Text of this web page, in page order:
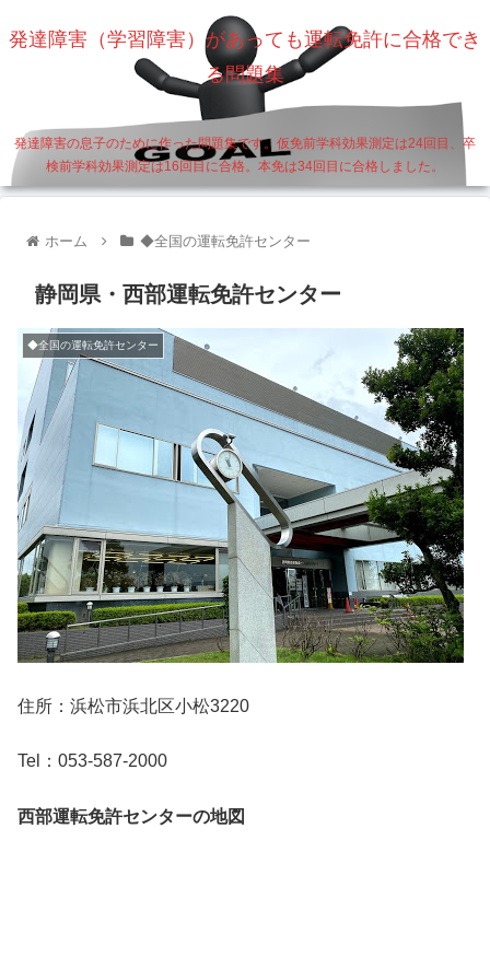
発達障害（学習障害）があっても運転免許に合格でき
る問題集
発達障害の息子のために作った問題集です。仮免前学科効果測定は24回目、卒
検前学科効果測定は16回目に合格。本免は34回目に合格しました。
ホーム ◆全国の運転免許センター
静岡県・西部運転免許センター
◆全国の運転免許センター
住所：浜松市浜北区小松3220
Tel：053-587-2000
西部運転免許センターの地図